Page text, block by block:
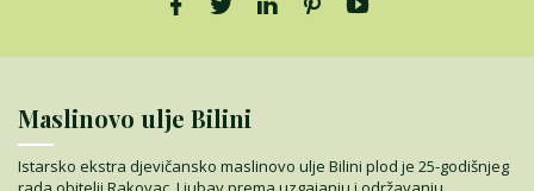
Maslinovo ulje Bilini
Istarsko ekstra djevičansko maslinovo ulje Bilini plod je 25-godišnjeg